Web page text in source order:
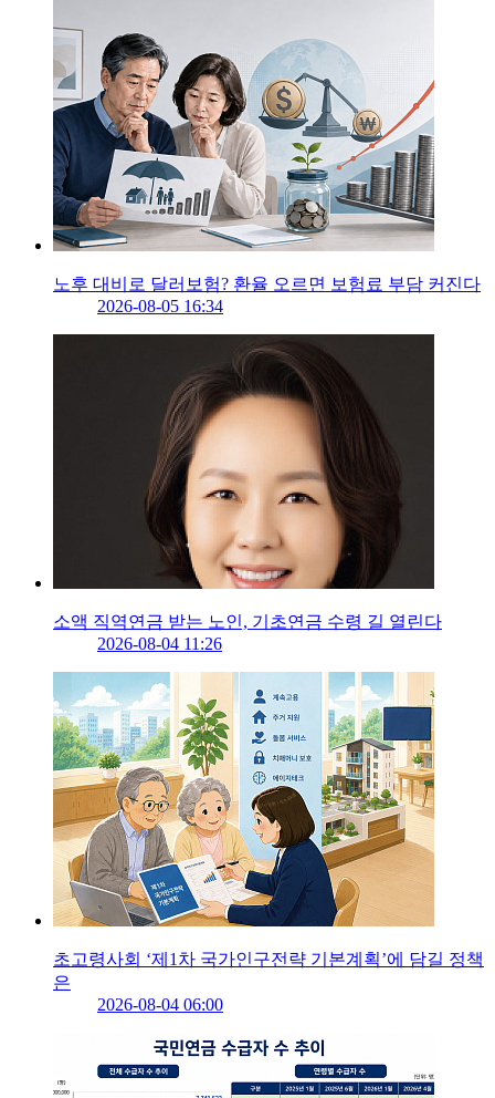
노후 대비로 달러보험? 환율 오르면 보험료 부담 커진다
2026-08-05 16:34
소액 직역연금 받는 노인, 기초연금 수령 길 열린다
2026-08-04 11:26
초고령사회 ‘제1차 국가인구전략 기본계획’에 담길 정책
은
2026-08-04 06:00